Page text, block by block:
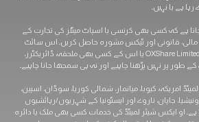
ہے یا نہیں۔
ہے کہ کسی بھی کرنسی یا اسپاٹ میٹلز کی تجارت کے
مالی، قانونی اور ٹیکس مشورہ حاصل کریں۔ اس سائٹ
میں موجود کسی بھی چیز کو OXShare Limited یا اس کے کسی بھی ملحقہ، ڈائریکٹرز،
طور پر نہیں پڑھنا چاہیے اور نہ ہی سمجھا جانا چاہیے۔
امریکہ، کیوبا، ​​میانمار، شمالی کوریا، سوڈان، اسپین،
جاپان، ناروے اور ایسٹونیا کے شہریوں/رہائشیوں
ہے۔ او ایکس شیئر لمیٹڈ کی خدمات کسی بھی ملک یا دائرہ